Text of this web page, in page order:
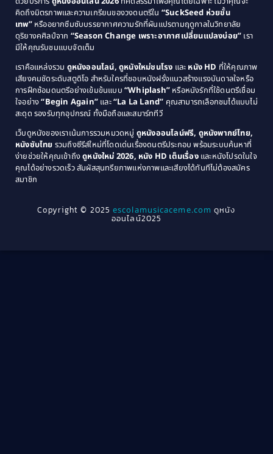
Comedy ตลก(515)
Coming of Age ก้าวพ้นวัย(1)
Coming-of-Age(3)
Community(1)
Crime อาชญากรรม(78)
Cult Film(4)
1987
1986
1985
1984
1983
1982
1979
1978
1976
1975
1974
1971
1970
1969
1968
1964
1963
1940
คิดถึงมิตรภาพและความเกรียนของวงดนตรีใน “SuckSeed ห่วยขั้น
เทพ”หรืออยากซึมซับบรรยากาศความรักที่ผันแปรตามฤดูกาลในวิทยาลัย
ดุริยางคศิลป์จาก “Season Change เพราะอากาศเปลี่ยนแปลงบ่อย” เรา
มีให้คุณรับชมแบบจัดเต็ม
เราคือแหล่งรวม ดูหนังออนไลน์, ดูหนังใหม่ชนโรง และ หนัง HD ที่ให้คุณภาพ
เสียงคมชัดระดับสตูดิโอ สำหรับใครที่ชอบหนังฝรั่งแนวสร้างแรงบันดาลใจหรือ
การฝึกซ้อมดนตรีอย่างเข้มข้นแบบ “Whiplash” หรือหนังรักที่ใช้ดนตรีเชื่อม
ใจอย่าง“Begin Again” และ“La La Land” คุณสามารถเลือกชมได้แบบไม่
สะดุด รองรับทุกอุปกรณ์ ทั้งมือถือและสมาร์ททีวี
เว็บดูหนังของเราเน้นการรวมหมวดหมู่ ดูหนังออนไลน์ฟรี, ดูหนังพากย์ไทย,
หนังซับไทย รวมถึงซีรีส์ใหม่ที่โดดเด่นเรื่องดนตรีประกอบ พร้อมระบบค้นหาที่
ง่ายช่วยให้คุณเข้าถึงดูหนังใหม่ 2026, หนัง HD เต็มเรื่องและหนังโปรดในใจ
คุณได้อย่างรวดเร็ว สัมผัสสุนทรียภาพแห่งภาพและเสียงได้ทันทีไม่ต้องสมัคร
สมาชิก
Copyright © 2025escolamusicaceme.com ดูหนัง
ออนไลน์2025